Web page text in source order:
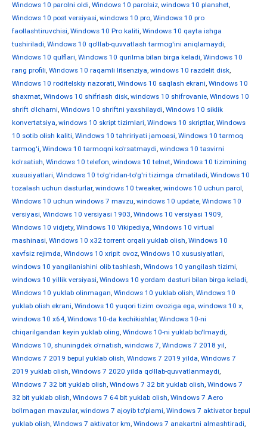
Windows 10 parolni oldi, Windows 10 parolsiz, windows 10 planshet,
Windows 10 post versiyasi, windows 10 pro, Windows 10 pro
faollashtiruvchisi, Windows 10 Pro kaliti, Windows 10 qayta ishga
tushiriladi, Windows 10 qo'llab-quvvatlash tarmog'ini aniqlamaydi,
Windows 10 qulflari, Windows 10 qurilma bilan birga keladi, Windows 10
rang profili, Windows 10 raqamli litsenziya, windows 10 razdelit disk,
Windows 10 roditelskiy nazorati, Windows 10 saqlash ekrani, Windows 10
shaxmat, Windows 10 shifrlash disk, windows 10 shifrovanie, Windows 10
shrift o'lchami, Windows 10 shriftni yaxshilaydi, Windows 10 siklik
konvertatsiya, windows 10 skript tizimlari, Windows 10 skriptlar, Windows
10 sotib olish kaliti, Windows 10 tahririyati jamoasi, Windows 10 tarmoq
tarmog'i, Windows 10 tarmoqni ko'rsatmaydi, windows 10 tasvirni
ko'rsatish, Windows 10 telefon, windows 10 telnet, Windows 10 tizimining
xususiyatlari, Windows 10 to'g'ridan-to'g'ri tizimga o'rnatiladi, Windows 10
tozalash uchun dasturlar, windows 10 tweaker, windows 10 uchun parol,
Windows 10 uchun windows 7 mavzu, windows 10 update, Windows 10
versiyasi, Windows 10 versiyasi 1903, Windows 10 versiyasi 1909,
Windows 10 vidjety, Windows 10 Vikipediya, Windows 10 virtual
mashinasi, Windows 10 x32 torrent orqali yuklab olish, Windows 10
xavfsiz rejimda, Windows 10 xripit ovoz, Windows 10 xususiyatlari,
windows 10 yangilanishini olib tashlash, Windows 10 yangilash tizimi,
windows 10 yillik versiyasi, Windows 10 yordam dasturi bilan birga keladi,
Windows 10 yuklab olinmagan, Windows 10 yuklab olish, Windows 10
yuklab olish ekrani, Windows 10 yuqori tizim ovoziga ega, windows 10 х,
windows 10 х64, Windows 10-da kechikishlar, Windows 10-ni
chiqarilgandan keyin yuklab oling, Windows 10-ni yuklab bo'lmaydi,
Windows 10, shuningdek o'rnatish, windows 7, Windows 7 2018 yil,
Windows 7 2019 bepul yuklab olish, Windows 7 2019 yilda, Windows 7
2019 yuklab olish, Windows 7 2020 yilda qo'llab-quvvatlanmaydi,
Windows 7 32 bit yuklab olish, Windows 7 32 bit yuklab olish, Windows 7
32 bit yuklab olish, Windows 7 64 bit yuklab olish, Windows 7 Aero
bo'lmagan mavzular, windows 7 ajoyib to'plami, Windows 7 aktivator bepul
yuklab olish, Windows 7 aktivator km, Windows 7 anakartni almashtiradi,